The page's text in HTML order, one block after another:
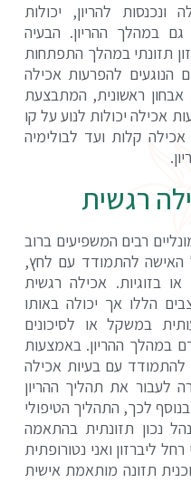
להריון, יכולות
במהלך ההריון. הבעיה
תזונתי במהלך התפתחות
הנוגעים להפרעות אכילה
ראשונית, המתבצעת
אכילה יכולות לנוע על קו
קלות ועד לבולימיה
רגשית
רבים המשפיעים ברוב
האישה להתמודד עם לחץ,
בזוגיות. אכילה רגשית
הללו אך יכולה באותו
במשקל או לסיכונים
במהלך ההריון. באמצעות
להתמודד עם בעיות אכילה
לעבור את תהליך ההריון
לכך, התהליך הטיפולי
נכון תזונתית בהתאמה
ליברזון ואני נטורופתית
תזונה מותאמת אישית